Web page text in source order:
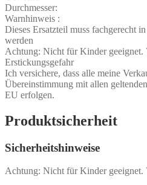
Durchmesser:
Warnhinweis :
Dieses Ersatzteil muss fachgerecht
werden
Achtung: Nicht für Kinder geeignet.
Erstickungsgefahr
Ich versichere, dass alle meine
Übereinstimmung mit allen
EU erfolgen.
Produktsicherheit
Sicherheitshinweise
Achtung: Nicht für Kinder geeignet.